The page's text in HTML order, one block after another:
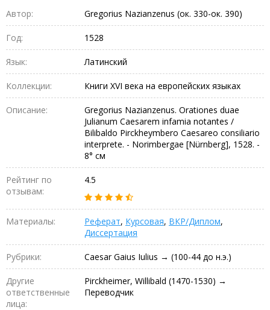
Автор: Gregorius Nazianzenus (ок. 330-ок. 390)
Год: 1528
Язык: Латинский
Коллекции: Книги XVI века на европейских языках
Описание:
Gregorius Nazianzenus. Orationes duae
Julianum Caesarem infamia notantes /
Bilibaldo Pirckheymbero Caesareo consiliario
interprete. - Norimbergae [Nürnberg], 1528. -
8° см
Рейтинг по
отзывам:
4.5
Материалы: Реферат, Курсовая, ВКР/Диплом,
Диссертация
Рубрики: Caesar Gaius Iulius → (100-44 до н.э.)
Другие
ответственные
лица:
Pirckheimer, Willibald (1470-1530) →
Переводчик